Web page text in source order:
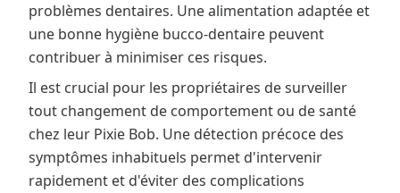
problèmes dentaires. Une alimentation adaptée et
une bonne hygiène bucco-dentaire peuvent
contribuer à minimiser ces risques.
Il est crucial pour les propriétaires de surveiller
tout changement de comportement ou de santé
chez leur Pixie Bob. Une détection précoce des
symptômes inhabituels permet d'intervenir
rapidement et d'éviter des complications